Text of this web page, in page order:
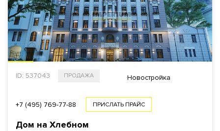
ID: 537043 ПРОДАЖА Новостройка
+7 (495) 769-77-88 ПРИСЛАТЬ ПРАЙС
Дом на Хлебном